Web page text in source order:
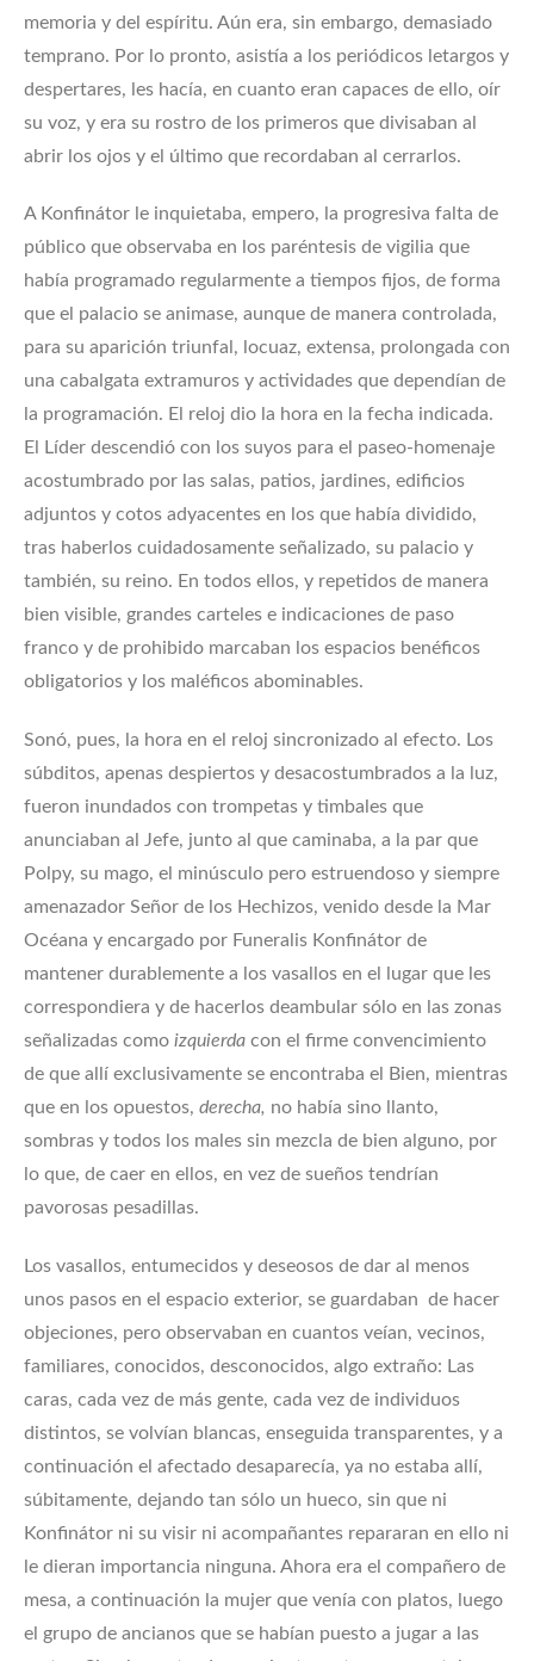
memoria y del espíritu. Aún era, sin embargo, demasiado
temprano. Por lo pronto, asistía a los periódicos letargos y
despertares, les hacía, en cuanto eran capaces de ello, oír
su voz, y era su rostro de los primeros que divisaban al
abrir los ojos y el último que recordaban al cerrarlos.
A Konfinátor le inquietaba, empero, la progresiva falta de
público que observaba en los paréntesis de vigilia que
había programado regularmente a tiempos fijos, de forma
que el palacio se animase, aunque de manera controlada,
para su aparición triunfal, locuaz, extensa, prolongada con
una cabalgata extramuros y actividades que dependían de
la programación. El reloj dio la hora en la fecha indicada.
El Líder descendió con los suyos para el paseo-homenaje
acostumbrado por las salas, patios, jardines, edificios
adjuntos y cotos adyacentes en los que había dividido,
tras haberlos cuidadosamente señalizado, su palacio y
también, su reino. En todos ellos, y repetidos de manera
bien visible, grandes carteles e indicaciones de paso
franco y de prohibido marcaban los espacios benéficos
obligatorios y los maléficos abominables.
Sonó, pues, la hora en el reloj sincronizado al efecto. Los
súbditos, apenas despiertos y desacostumbrados a la luz,
fueron inundados con trompetas y timbales que
anunciaban al Jefe, junto al que caminaba, a la par que
Polpy, su mago, el minúsculo pero estruendoso y siempre
amenazador Señor de los Hechizos, venido desde la Mar
Océana y encargado por Funeralis Konfinátor de
mantener durablemente a los vasallos en el lugar que les
correspondiera y de hacerlos deambular sólo en las zonas
señalizadas como izquierda con el firme convencimiento
de que allí exclusivamente se encontraba el Bien, mientras
que en los opuestos, derecha, no había sino llanto,
sombras y todos los males sin mezcla de bien alguno, por
lo que, de caer en ellos, en vez de sueños tendrían
pavorosas pesadillas.
Los vasallos, entumecidos y deseosos de dar al menos
unos pasos en el espacio exterior, se guardaban de hacer
objeciones, pero observaban en cuantos veían, vecinos,
familiares, conocidos, desconocidos, algo extraño: Las
caras, cada vez de más gente, cada vez de individuos
distintos, se volvían blancas, enseguida transparentes, y a
continuación el afectado desaparecía, ya no estaba allí,
súbitamente, dejando tan sólo un hueco, sin que ni
Konfinátor ni su visir ni acompañantes repararan en ello ni
le dieran importancia ninguna. Ahora era el compañero de
mesa, a continuación la mujer que venía con platos, luego
el grupo de ancianos que se habían puesto a jugar a las